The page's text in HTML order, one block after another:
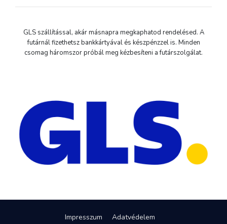
GLS szállítással, akár másnapra megkaphatod rendelésed. A
futárnál fizethetsz bankkártyával és készpénzzel is. Minden
csomag háromszor próbál meg kézbesíteni a futárszolgálat.
Impresszum Adatvédelem